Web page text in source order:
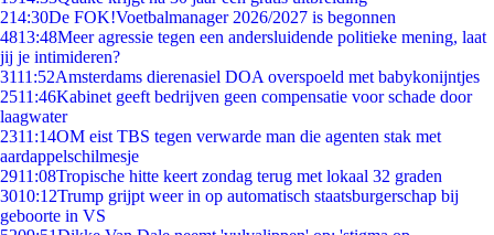
214:30De FOK!Voetbalmanager 2026/2027 is begonnen
4813:48Meer agressie tegen een andersluidende politieke mening, laat
jij je intimideren?
3111:52Amsterdams dierenasiel DOA overspoeld met babykonijntjes
2511:46Kabinet geeft bedrijven geen compensatie voor schade door
laagwater
2311:14OM eist TBS tegen verwarde man die agenten stak met
aardappelschilmesje
2911:08Tropische hitte keert zondag terug met lokaal 32 graden
3010:12Trump grijpt weer in op automatisch staatsburgerschap bij
geboorte in VS